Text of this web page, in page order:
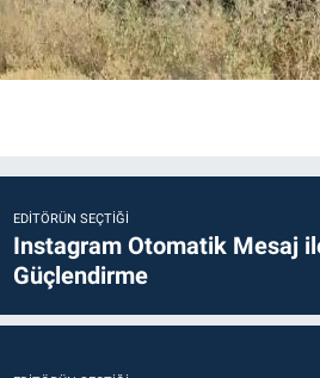
EDITÖRÜN SEÇTIĞI
Instagram Otomatik Mesaj
Güçlendirme